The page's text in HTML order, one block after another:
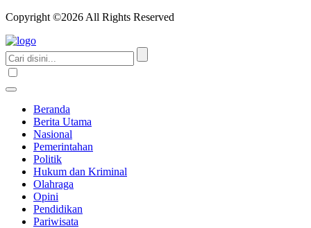
Copyright ©2026 All Rights Reserved
Beranda
Berita Utama
Nasional
Pemerintahan
Politik
Hukum dan Kriminal
Olahraga
Opini
Pendidikan
Pariwisata